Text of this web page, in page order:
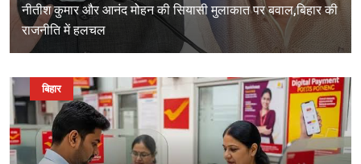
नीतीश कुमार और आनंद मोहन की सियासी मुलाकात पर बवाल,बिहार की
राजनीति में हलचल
बिहार